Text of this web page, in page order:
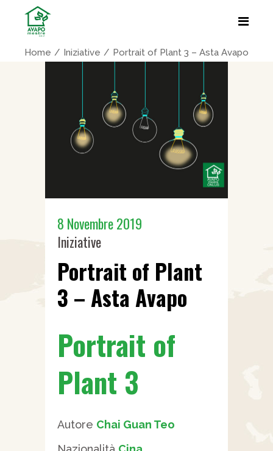
Home Iniziative Portrait of Plant 3 – Asta Avapo
8 Novembre 2019
Iniziative
Portrait of Plant
3 – Asta Avapo
Portrait of
Plant 3
Autore Chai Guan Teo